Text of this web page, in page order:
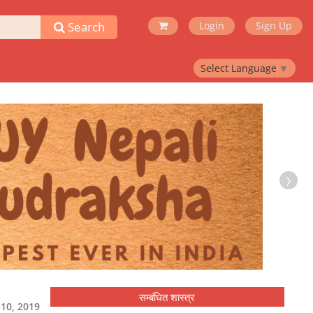
Search Login Sign Up
Select Language ▼
›
10, 2019
सम्बंधित शास्त्र